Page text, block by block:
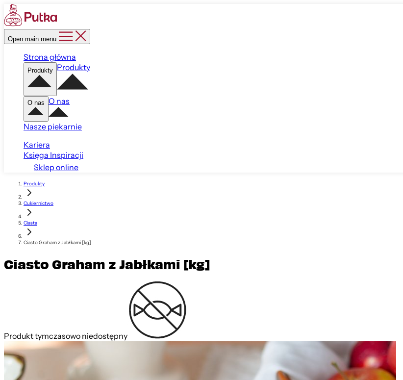
Open main menu
Strona główna
Produkty Produkty
O nas O nas
Nasze piekarnie
Kariera
Księga Inspiracji
Sklep online
Produkty
Cukiernictwo
Ciasta
Ciasto Graham z Jabłkami [kg]
Ciasto Graham z Jabłkami [kg]
Produkt tymczasowo niedostępny